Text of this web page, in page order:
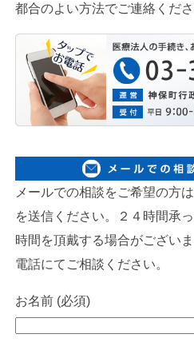
都合のよい方法でご連絡くださ
メールでの相談をご希望の方
を送信ください。２４時間承
時間を頂戴する場合がござい
電話にてご相談ください。
お名前 (必須)